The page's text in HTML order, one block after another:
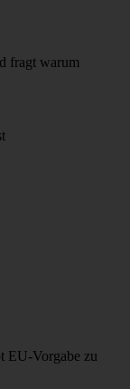
fragt warum
EU-Vorgabe zu